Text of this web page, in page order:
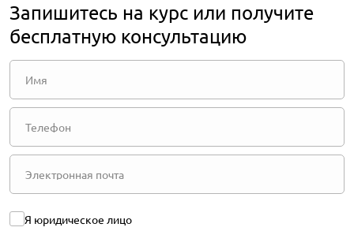
Запишитесь на курс или получите
бесплатную консультацию
Я юридическое лицо